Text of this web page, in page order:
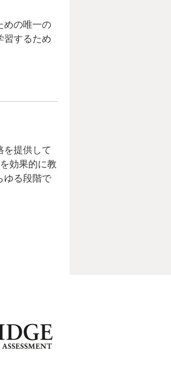
めの唯一の
習するため
を提供して
効果的に教
ゆる段階で